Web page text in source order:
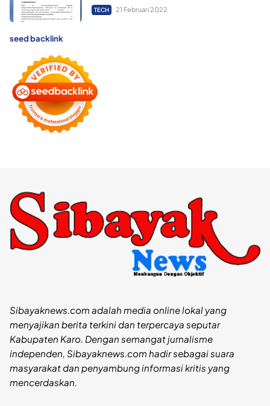
TECH 21 Februari 2022
seed backlink
Sibayaknews.com adalah media online lokal yang
menyajikan berita terkini dan terpercaya seputar
Kabupaten Karo. Dengan semangat jurnalisme
independen, Sibayaknews.com hadir sebagai suara
masyarakat dan penyambung informasi kritis yang
mencerdaskan.